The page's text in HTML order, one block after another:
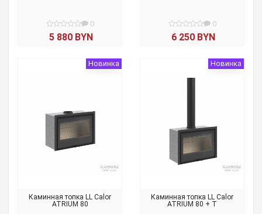
0
5 880 BYN
0
6 250 BYN
Новинка
Каминная топка LL Calor
ATRIUM 80
Новинка
Каминная топка LL Calor
ATRIUM 80 + T